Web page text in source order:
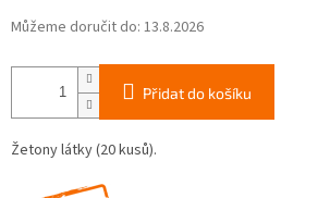
Můžeme doručit do: 13.8.2026
Přidat do košíku
Žetony látky (20 kusů).